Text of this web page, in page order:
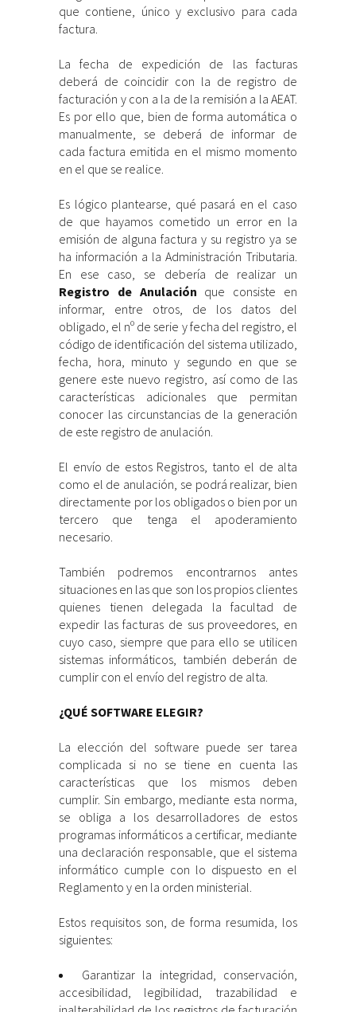
que contiene, único y exclusivo para cada
factura.
La fecha de expedición de las facturas
deberá de coincidir con la de registro de
facturación y con a la de la remisión a la AEAT.
Es por ello que, bien de forma automática o
manualmente, se deberá de informar de
cada factura emitida en el mismo momento
en el que se realice.
Es lógico plantearse, qué pasará en el caso
de que hayamos cometido un error en la
emisión de alguna factura y su registro ya se
ha información a la Administración Tributaria.
En ese caso, se debería de realizar un
Registro de Anulación que consiste en
informar, entre otros, de los datos del
obligado, el nº de serie y fecha del registro, el
código de identificación del sistema utilizado,
fecha, hora, minuto y segundo en que se
genere este nuevo registro, así como de las
características adicionales que permitan
conocer las circunstancias de la generación
de este registro de anulación.
El envío de estos Registros, tanto el de alta
como el de anulación, se podrá realizar, bien
directamente por los obligados o bien por un
tercero que tenga el apoderamiento
necesario.
También podremos encontrarnos antes
situaciones en las que son los propios clientes
quienes tienen delegada la facultad de
expedir las facturas de sus proveedores, en
cuyo caso, siempre que para ello se utilicen
sistemas informáticos, también deberán de
cumplir con el envío del registro de alta.
¿QUÉ SOFTWARE ELEGIR?
La elección del software puede ser tarea
complicada si no se tiene en cuenta las
características que los mismos deben
cumplir. Sin embargo, mediante esta norma,
se obliga a los desarrolladores de estos
programas informáticos a certificar, mediante
una declaración responsable, que el sistema
informático cumple con lo dispuesto en el
Reglamento y en la orden ministerial.
Estos requisitos son, de forma resumida, los
siguientes:
Garantizar la integridad, conservación,
accesibilidad, legibilidad, trazabilidad e